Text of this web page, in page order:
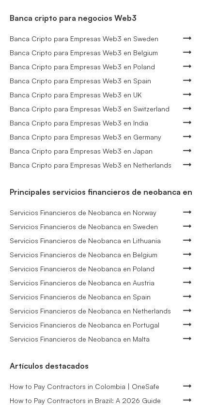
Banca cripto para negocios Web3
Banca Cripto para Empresas Web3 en Sweden
Banca Cripto para Empresas Web3 en Belgium
Banca Cripto para Empresas Web3 en Poland
Banca Cripto para Empresas Web3 en Spain
Banca Cripto para Empresas Web3 en UK
Banca Cripto para Empresas Web3 en Switzerland
Banca Cripto para Empresas Web3 en India
Banca Cripto para Empresas Web3 en Germany
Banca Cripto para Empresas Web3 en Japan
Banca Cripto para Empresas Web3 en Netherlands
Principales servicios financieros de neobanca en
Servicios Financieros de Neobanca en Norway
Servicios Financieros de Neobanca en Sweden
Servicios Financieros de Neobanca en Lithuania
Servicios Financieros de Neobanca en Belgium
Servicios Financieros de Neobanca en Poland
Servicios Financieros de Neobanca en Austria
Servicios Financieros de Neobanca en Spain
Servicios Financieros de Neobanca en Netherlands
Servicios Financieros de Neobanca en Portugal
Servicios Financieros de Neobanca en Malta
Artículos destacados
How to Pay Contractors in Colombia | OneSafe
How to Pay Contractors in Brazil: A 2026 Guide